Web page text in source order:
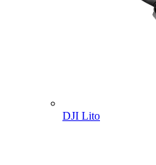
DJI Lito